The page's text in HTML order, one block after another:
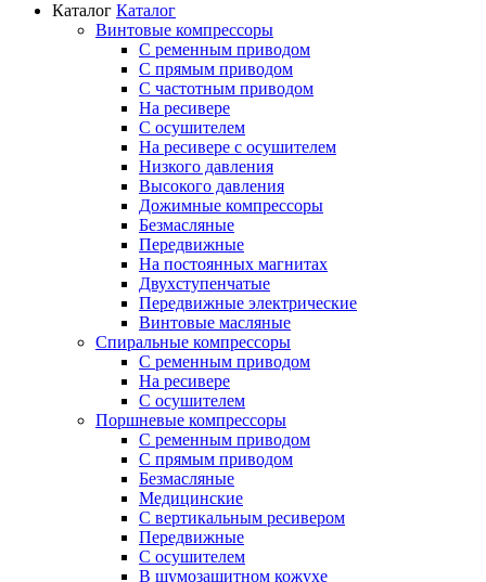
Каталог Каталог
Винтовые компрессоры
С ременным приводом
С прямым приводом
С частотным приводом
На ресивере
С осушителем
На ресивере с осушителем
Низкого давления
Высокого давления
Дожимные компрессоры
Безмасляные
Передвижные
На постоянных магнитах
Двухступенчатые
Передвижные электрические
Винтовые масляные
Спиральные компрессоры
С ременным приводом
На ресивере
С осушителем
Поршневые компрессоры
С ременным приводом
С прямым приводом
Безмасляные
Медицинские
С вертикальным ресивером
Передвижные
С осушителем
В шумозащитном кожухе